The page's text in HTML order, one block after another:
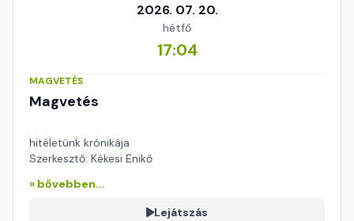
2026. 07. 20.
hétfő
17:04
MAGVETÉS
Magvetés
hitéletünk krónikája
Szerkesztő: Kékesi Enikő
» bővebben...
Lejátszás